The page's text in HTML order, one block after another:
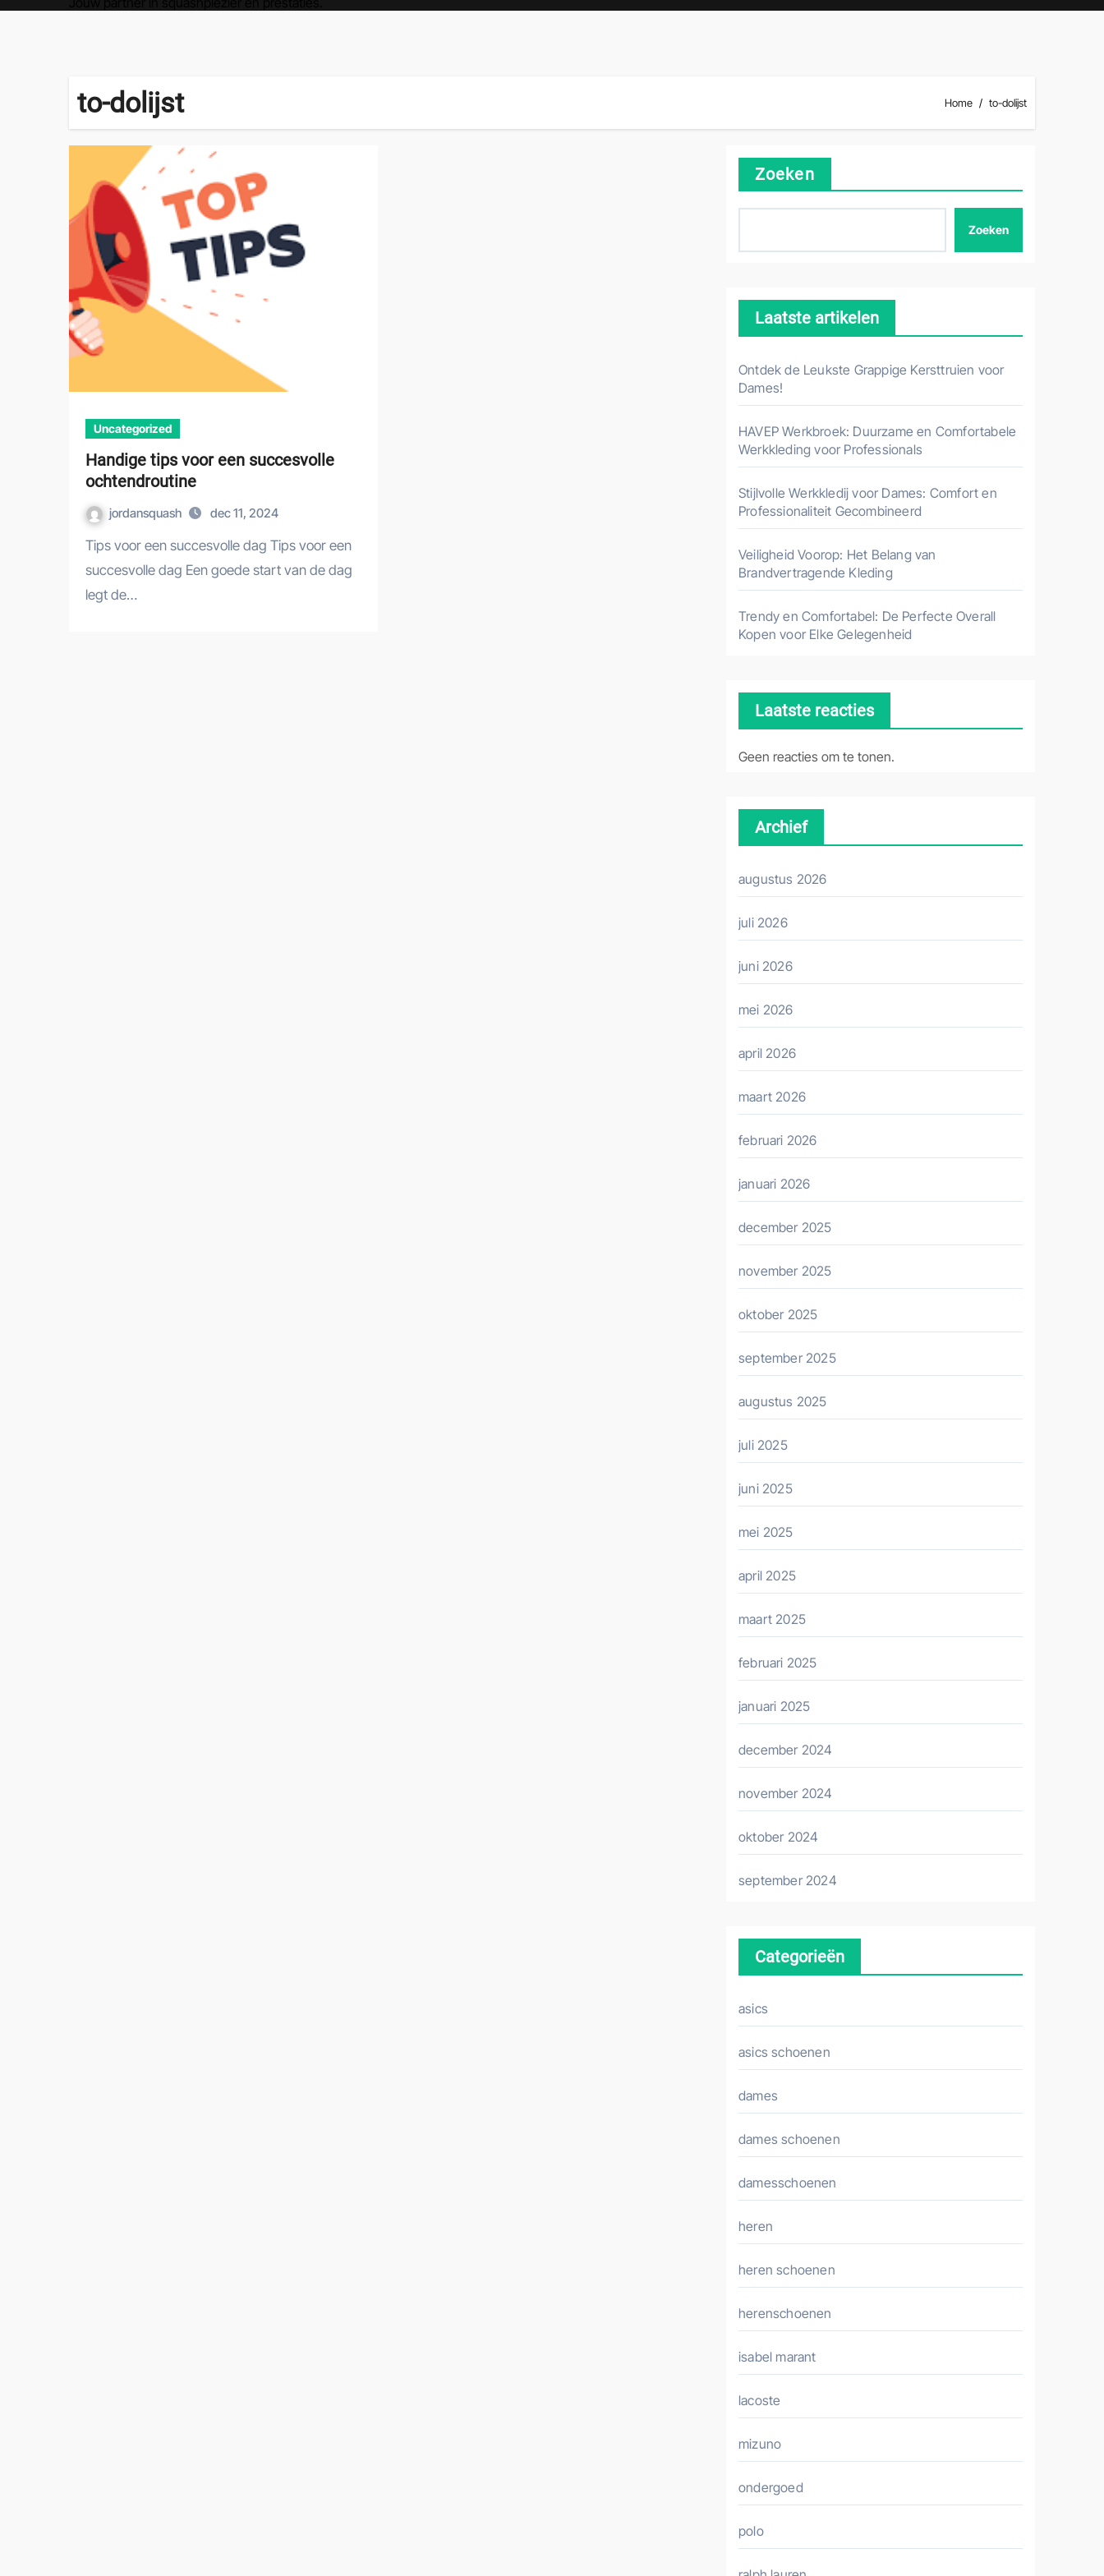
to-dolijst Home to-dolijst
Uncategorized
Handige tips voor een succesvolle
ochtendroutine
jordansquash dec 11, 2024
Tips voor een succesvolle dag Tips voor een
succesvolle dag Een goede start van de dag
legt de…
Zoeken
Zoeken
Laatste artikelen
Ontdek de Leukste Grappige Kersttruien voor
Dames!
HAVEP Werkbroek: Duurzame en Comfortabele
Werkkleding voor Professionals
Stijlvolle Werkkledij voor Dames: Comfort en
Professionaliteit Gecombineerd
Veiligheid Voorop: Het Belang van
Brandvertragende Kleding
Trendy en Comfortabel: De Perfecte Overall
Kopen voor Elke Gelegenheid
Laatste reacties
Geen reacties om te tonen.
Archief
augustus 2026
juli 2026
juni 2026
mei 2026
april 2026
maart 2026
februari 2026
januari 2026
december 2025
november 2025
oktober 2025
september 2025
augustus 2025
juli 2025
juni 2025
mei 2025
april 2025
maart 2025
februari 2025
januari 2025
december 2024
november 2024
oktober 2024
september 2024
Categorieën
asics
asics schoenen
dames
dames schoenen
damesschoenen
heren
heren schoenen
herenschoenen
isabel marant
lacoste
mizuno
ondergoed
polo